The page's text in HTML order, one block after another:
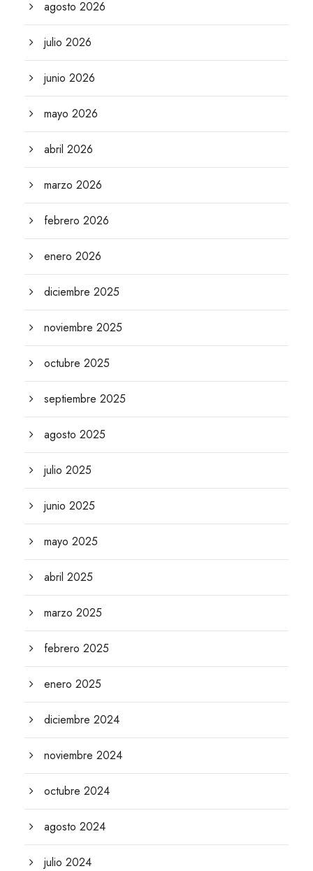
agosto 2026
julio 2026
junio 2026
mayo 2026
abril 2026
marzo 2026
febrero 2026
enero 2026
diciembre 2025
noviembre 2025
octubre 2025
septiembre 2025
agosto 2025
julio 2025
junio 2025
mayo 2025
abril 2025
marzo 2025
febrero 2025
enero 2025
diciembre 2024
noviembre 2024
octubre 2024
agosto 2024
julio 2024